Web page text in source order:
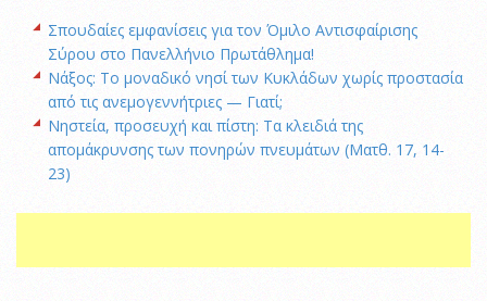
Σπουδαίες εμφανίσεις για τον Όμιλο Αντισφαίρισης
Σύρου στο Πανελλήνιο Πρωτάθλημα!
Νάξος: Το μοναδικό νησί των Κυκλάδων χωρίς προστασία
από τις ανεμογεννήτριες — Γιατί;
Νηστεία, προσευχή και πίστη: Τα κλειδιά της
απομάκρυνσης των πονηρών πνευμάτων (Ματθ. 17, 14-
23)